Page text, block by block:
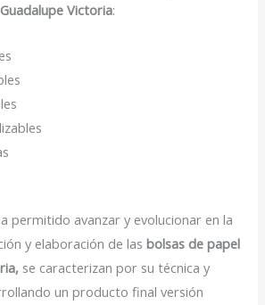
Victoria:
permitido avanzar y evolucionar en la
y elaboración de lasbolsas de papel
se caracterizan por su técnica y
un producto final versión